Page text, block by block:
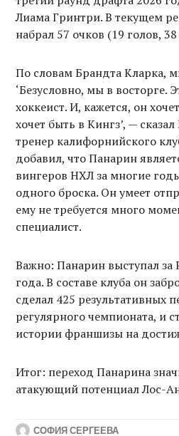
Лиама Гринтри. В текущем
набрал 57 очков (19 голов,
По словам Брандта Кларка,
‘Безусловно, мы в восторге.
хоккеист. И, кажется, он
хочет быть в Кингз’, —
тренер калифорнийского
добавил, что Панарин
вингеров НХЛ за многие
одного броска. Он умеет
ему не требуется много
специалист.
Важно: Панарин выступал за
года. В составе клуба он
сделал 425 результативных
регулярного чемпионата, и
истории франшизы на
Итог: переход Панарина
атакующий потенциал Лос-
СОФИЯ СЕРГЕЕВА